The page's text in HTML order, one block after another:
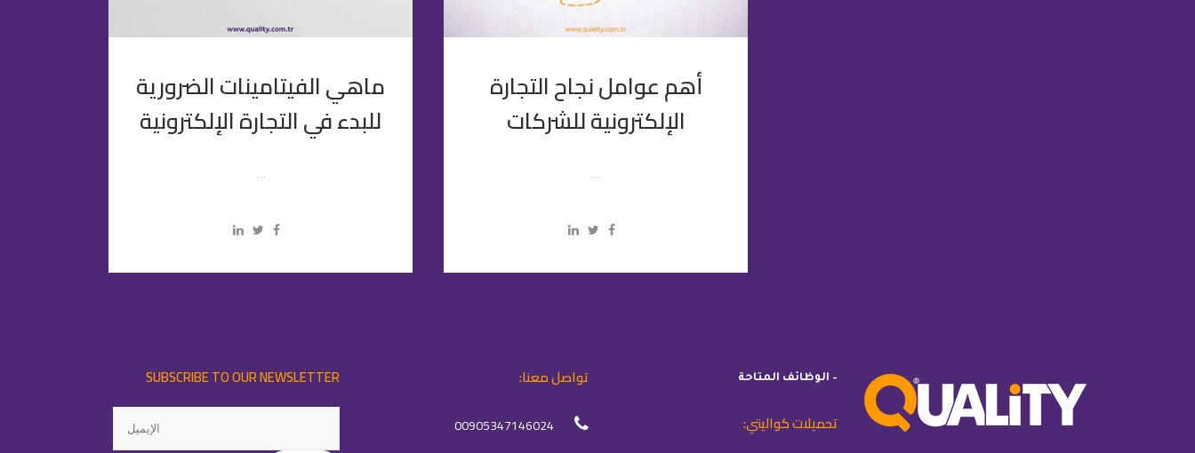
ماهي الفيتامينات الضرورية
للبدء في التجارة الإلكترونية
...
أهم عوامل نجاح التجارة
الإلكترونية للشركات
...
– الوظائف المتاحة
تحميلات كواليتي:
تواصل معنا:
00905347146024
SUBSCRIBE TO OUR NEWSLETTER